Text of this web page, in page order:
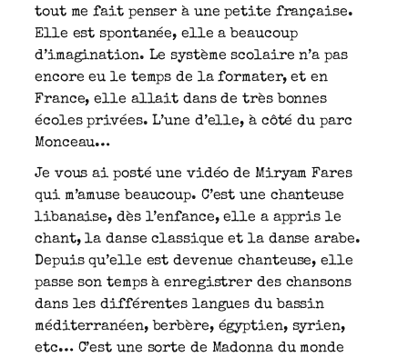
tout me fait penser à une petite française.
Elle est spontanée, elle a beaucoup
d’imagination. Le système scolaire n’a pas
encore eu le temps de la formater, et en
France, elle allait dans de très bonnes
écoles privées. L’une d’elle, à côté du parc
Monceau…
Je vous ai posté une vidéo de Miryam Fares
qui m’amuse beaucoup. C’est une chanteuse
libanaise, dès l’enfance, elle a appris le
chant, la danse classique et la danse arabe.
Depuis qu’elle est devenue chanteuse, elle
passe son temps à enregistrer des chansons
dans les différentes langues du bassin
méditerranéen, berbère, égyptien, syrien,
etc… C’est une sorte de Madonna du monde